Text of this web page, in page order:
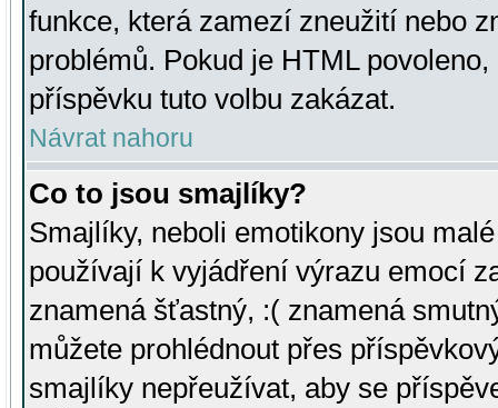
funkce, která zamezí zneužití nebo
problémů. Pokud je HTML
příspěvku tuto volbu zakázat.
Návrat nahoru
Co to jsou smajlíky?
Smajlíky, neboli emotikony jsou
používají k vyjádření výrazu emocí
znamená šťastný, :( znamená
můžete prohlédnout přes
smajlíky nepřeužívat, aby se